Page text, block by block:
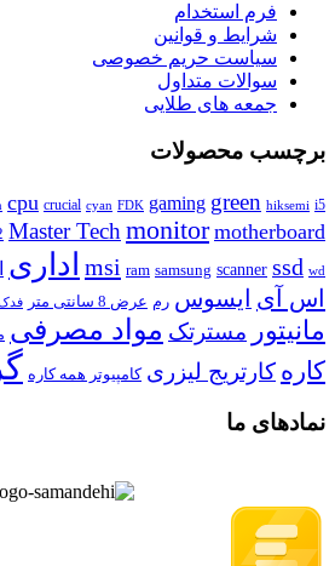
فرم استخدام
شرایط و قوانین
سیاست حریم خصوصی
سوالات متداول
جمعه های طلایی
برچسب محصولات
cpu crucial cyan FDK gaming green hiksemi i5
Master Tech monitor motherboard
msi ram samsung scanner ssd wd اداری
اس آی
ایسوس رم عرض 8 سانتی متر
مانیتور مسترتک مواد مصرفی
کاره کارتریج لیزری کامپیوتر همه کاره
نمادهای ما